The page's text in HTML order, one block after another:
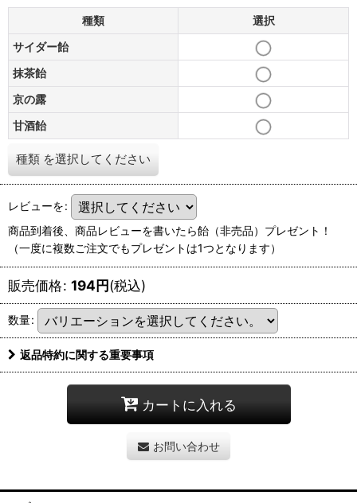
種類
選択
サイダー飴
抹茶飴
京の露
甘酒飴
種類 を選択してください
レビューを:
商品到着後、商品レビューを書いたら飴（非売品）プレゼント！
（一度に複数ご注文でもプレゼントは1つとなります）
販売価格: 194円(税込)
数量:
返品特約に関する重要事項
カートに入れる
お問い合わせ